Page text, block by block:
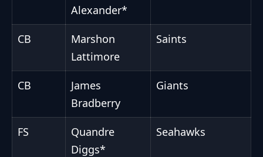
Alexander*
CB
Marshon
Lattimore
Saints
CB
James
Bradberry
Giants
FS
Quandre
Diggs*
Seahawks